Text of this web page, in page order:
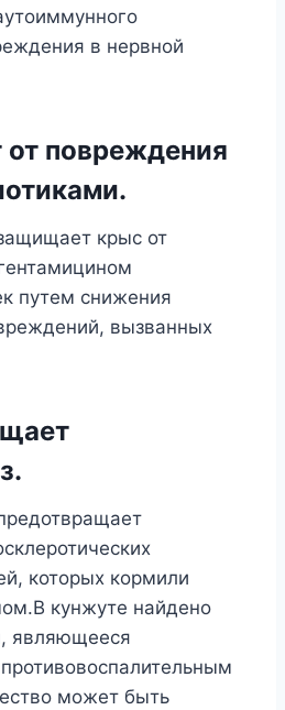
в нервной
повреждения
крыс от
путем снижения
вызванных
которых кормили
кунжуте найдено
являющееся
может быть